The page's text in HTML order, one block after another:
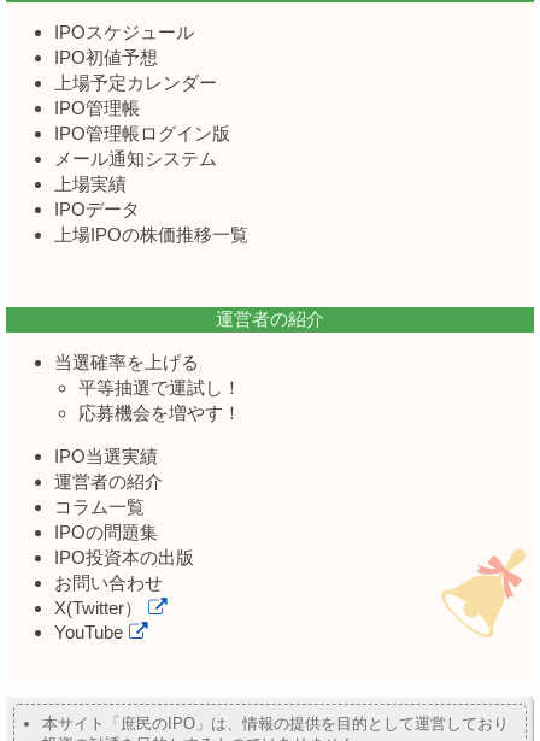
IPOスケジュール
IPO初値予想
上場予定カレンダー
IPO管理帳
IPO管理帳ログイン版
メール通知システム
上場実績
IPOデータ
上場IPOの株価推移一覧
運営者の紹介
当選確率を上げる
平等抽選で運試し！
応募機会を増やす！
IPO当選実績
運営者の紹介
コラム一覧
IPOの問題集
IPO投資本の出版
お問い合わせ
X(Twitter）
YouTube
本サイト「庶民のIPO」は、情報の提供を目的として運営しており